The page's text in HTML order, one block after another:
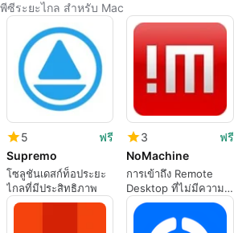
พีซีระยะไกล สำหรับ Mac
5
ฟรี
Supremo
โซลูชันเดสก์ท็อประยะ
ไกลที่มีประสิทธิภาพ
3
ฟรี
NoMachine
การเข้าถึง Remote
Desktop ที่ไม่มีความ
ยุ่งยากด้วย
NoMachine